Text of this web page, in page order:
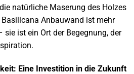
natürliche Maserung des Holzes
Anbauwand ist mehr
ist ein Ort der Begegnung, der
Eine Investition in die Zukunft